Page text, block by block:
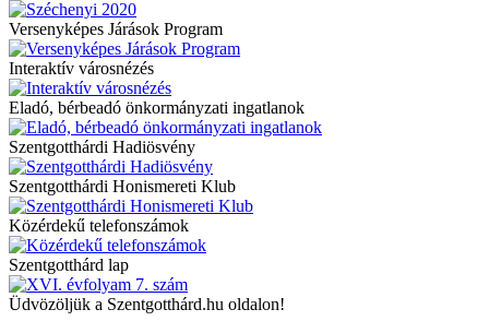
Versenyképes Járások Program
Interaktív városnézés
Eladó, bérbeadó önkormányzati ingatlanok
Szentgotthárdi Hadiösvény
Szentgotthárdi Honismereti Klub
Közérdekű telefonszámok
Szentgotthárd lap
Üdvözöljük a Szentgotthárd.hu oldalon!